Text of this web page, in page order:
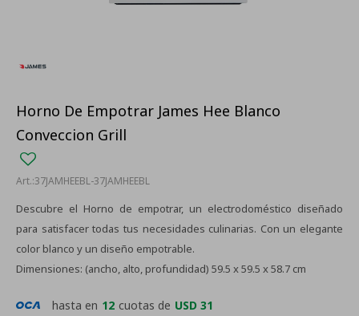
Horno De Empotrar James Hee Blanco
Conveccion Grill
37JAMHEEBL-37JAMHEEBL
Descubre el Horno de empotrar, un electrodoméstico diseñado
para satisfacer todas tus necesidades culinarias. Con un elegante
color blanco y un diseño empotrable.
Dimensiones: (ancho, alto, profundidad) 59.5 x 59.5 x 58.7 cm
hasta en 12 cuotas de USD 31